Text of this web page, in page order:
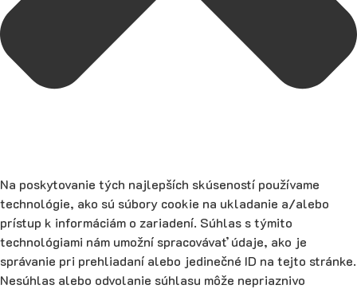
Na poskytovanie tých najlepších skúseností používame
technológie, ako sú súbory cookie na ukladanie a/alebo
prístup k informáciám o zariadení. Súhlas s týmito
technológiami nám umožní spracovávať údaje, ako je
správanie pri prehliadaní alebo jedinečné ID na tejto stránke.
Nesúhlas alebo odvolanie súhlasu môže nepriaznivo